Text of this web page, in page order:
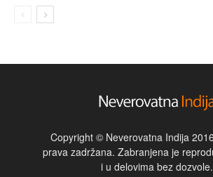
Copyright © Neverovatna Indija
prava zadržana. Zabranjena je
i u delovima bez dozvole.